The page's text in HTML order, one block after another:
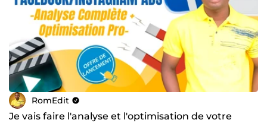
RomEdit
Je vais faire l'analyse et l'optimisation de votre